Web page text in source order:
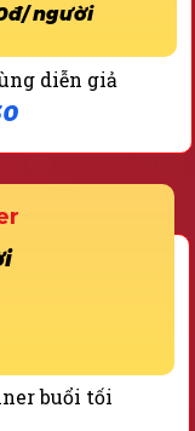
buổi tối
diễn giả
người